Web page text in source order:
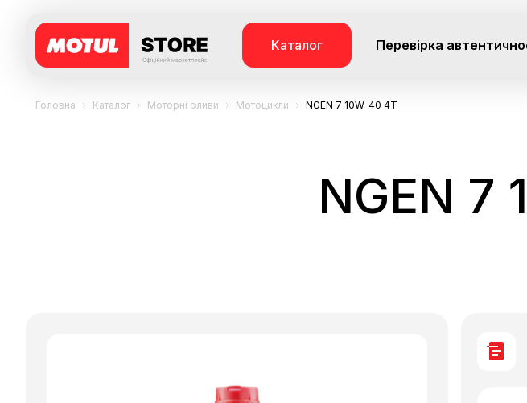
Каталог Перевірка
Головна Каталог Моторні оливи Мотоцикли NGEN 7 10W-40 4T
NGEN 7